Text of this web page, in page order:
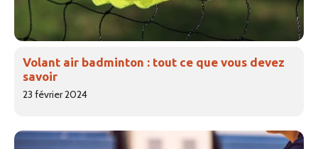
Volant air badminton : tout ce que vous devez
savoir
23 février 2024